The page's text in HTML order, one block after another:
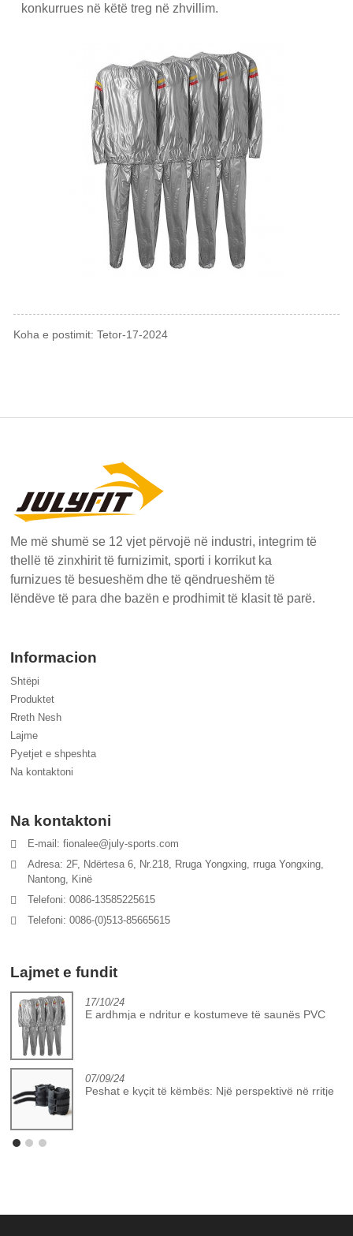
konkurrues në këtë treg në zhvillim.
Koha e postimit: Tetor-17-2024
Me më shumë se 12 vjet përvojë në industri, integrim të
thellë të zinxhirit të furnizimit, sporti i korrikut ka
furnizues të besueshëm dhe të qëndrueshëm të
lëndëve të para dhe bazën e prodhimit të klasit të parë.
Informacion
Shtëpi
Produktet
Rreth Nesh
Lajme
Pyetjet e shpeshta
Na kontaktoni
Na kontaktoni
E-mail: fionalee@july-sports.com
Adresa: 2F, Ndërtesa 6, Nr.218, Rruga Yongxing, rruga Yongxing,
Nantong, Kinë
Telefoni: 0086-13585225615
Telefoni: 0086-(0)513-85665615
Lajmet e fundit
17/10/24
E ardhmja e ndritur e kostumeve të saunës PVC
07/09/24
Peshat e kyçit të këmbës: Një perspektivë në rritje